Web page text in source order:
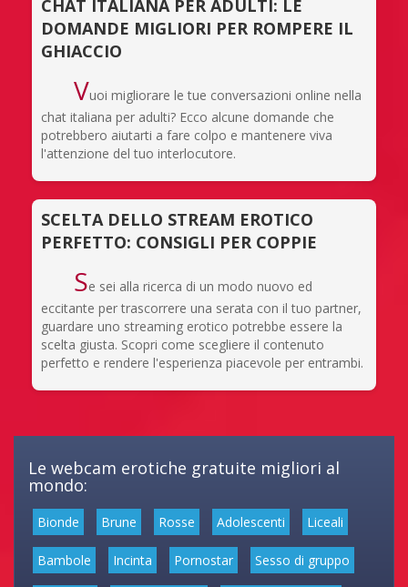
CHAT ITALIANA PER ADULTI: LE
DOMANDE MIGLIORI PER ROMPERE IL
GHIACCIO
Vuoi migliorare le tue conversazioni online nella
chat italiana per adulti? Ecco alcune domande che
potrebbero aiutarti a fare colpo e mantenere viva
l'attenzione del tuo interlocutore.
SCELTA DELLO STREAM EROTICO
PERFETTO: CONSIGLI PER COPPIE
Se sei alla ricerca di un modo nuovo ed
eccitante per trascorrere una serata con il tuo partner,
guardare uno streaming erotico potrebbe essere la
scelta giusta. Scopri come scegliere il contenuto
perfetto e rendere l'esperienza piacevole per entrambi.
Le webcam erotiche gratuite migliori al
mondo:
Bionde Brune Rosse Adolescenti Liceali
Bambole Incinta Pornostar Sesso di gruppo